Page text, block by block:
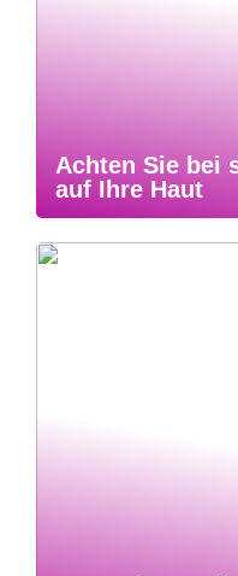
Achten Sie bei
auf Ihre Haut